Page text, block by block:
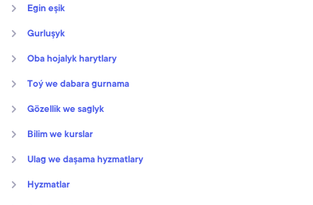
Egin eşik
Gurluşyk
Oba hojalyk harytlary
Toý we dabara gurnama
Gözellik we saglyk
Bilim we kurslar
Ulag we daşama hyzmatlary
Hyzmatlar